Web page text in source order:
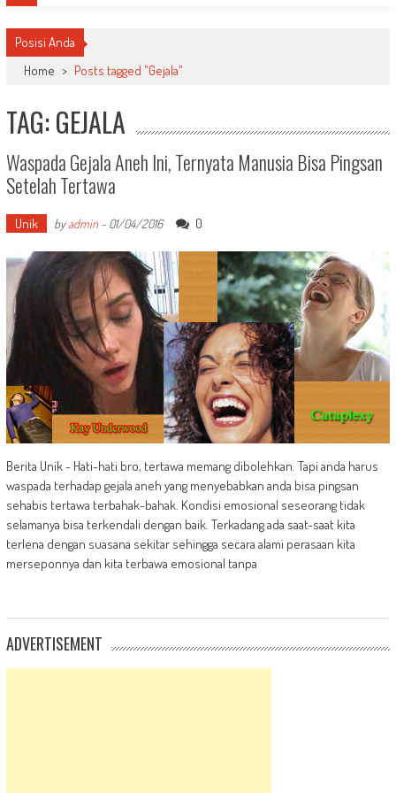
Posisi Anda
Home > Posts tagged "Gejala"
TAG: GEJALA
Waspada Gejala Aneh Ini, Ternyata Manusia Bisa Pingsan
Setelah Tertawa
Unik byadmin- 01/04/2016 0
Berita Unik - Hati-hati bro, tertawa memang dibolehkan. Tapi anda harus
waspada terhadap gejala aneh yang menyebabkan anda bisa pingsan
sehabis tertawa terbahak-bahak. Kondisi emosional seseorang tidak
selamanya bisa terkendali dengan baik. Terkadang ada saat-saat kita
terlena dengan suasana sekitar sehingga secara alami perasaan kita
merseponnya dan kita terbawa emosional tanpa
ADVERTISEMENT